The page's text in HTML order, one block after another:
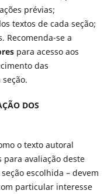
prévias;
textos de cada seção;
Recomenda-se a
para acesso aos
das
DOS
o texto autoral
avaliação deste
escolhida – devem
particular interesse